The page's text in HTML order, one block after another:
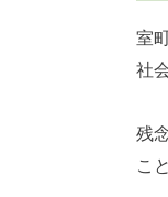
室
社
残
こ